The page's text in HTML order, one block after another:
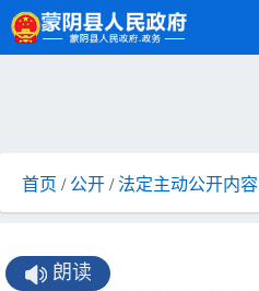
首页 / 公开 /法定主动公开内容
朗读